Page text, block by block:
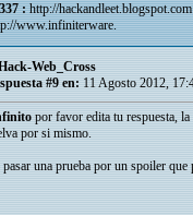
: http://hackandleet.blogspot.com
www.infiniterware.
Web_Cross
#9 en: 11 Agosto 2012,
por favor edita tu respuesta,
por si mismo.
una prueba por un spoiler que